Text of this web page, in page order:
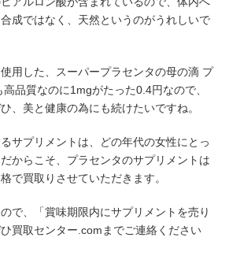
成ではなく、天然というのがうれしいで
用した、スーパープラセンタの母の滴 プ
品質なのに1mgがたった0.4円なので、
、美と健康の為にも続けたいですね。
サプリメントは、どの年代の女性にとっ
からこそ、プラセンタのサプリメントは
で買取りさせていただきます。
で、「賞味期限内にサプリメントを売り
買取センター.comまでご連絡ください